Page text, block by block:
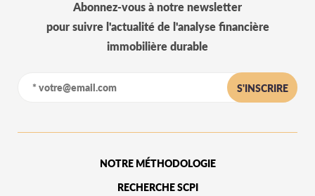
Abonnez-vous à notre newsletter
pour suivre l'actualité de l'analyse financière
immobilière durable
S'INSCRIRE
NOTRE MÉTHODOLOGIE
RECHERCHE SCPI